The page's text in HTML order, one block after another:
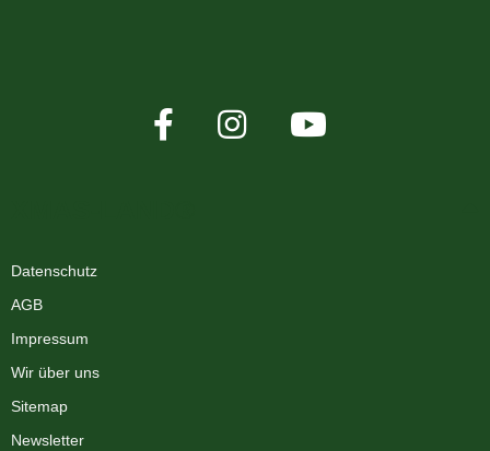
Datenschutz
AGB
Impressum
Wir über uns
Sitemap
Newsletter